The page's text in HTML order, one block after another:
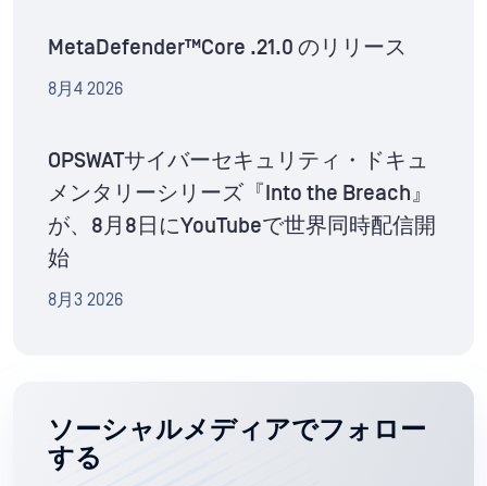
MetaDefender™Core .21.0 のリリース
8月4 2026
OPSWATサイバーセキュリティ・ドキュ
メンタリーシリーズ『Into the Breach』
が、8月8日にYouTubeで世界同時配信開
始
8月3 2026
ソーシャルメディアでフォロー
する